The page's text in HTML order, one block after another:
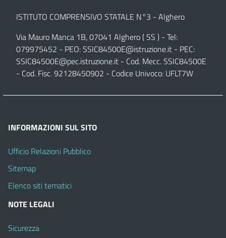
ISTITUTO COMPRENSIVO STATALE N°3 - Alghero
Via Mauro Manca 1B, 07041 Alghero ( SS ) - Tel:
079975452 - PEO:SSIC84500E@istruzione.it - PEC:
SSIC84500E@pec.istruzione.it - Cod. Mecc. SSIC84500E
- Cod. Fisc. 92128450902 - Codice Univoco: UFLT7W
INFORMAZIONI SUL SITO
Ufficio Relazioni Pubblico
Sitemap
Elenco siti tematici
NOTE LEGALI
Sicurezza